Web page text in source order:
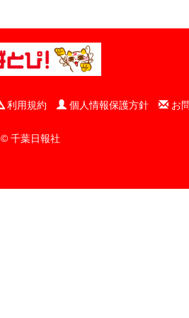
利用規約 個人情報保護方針 お
© 千葉日報社